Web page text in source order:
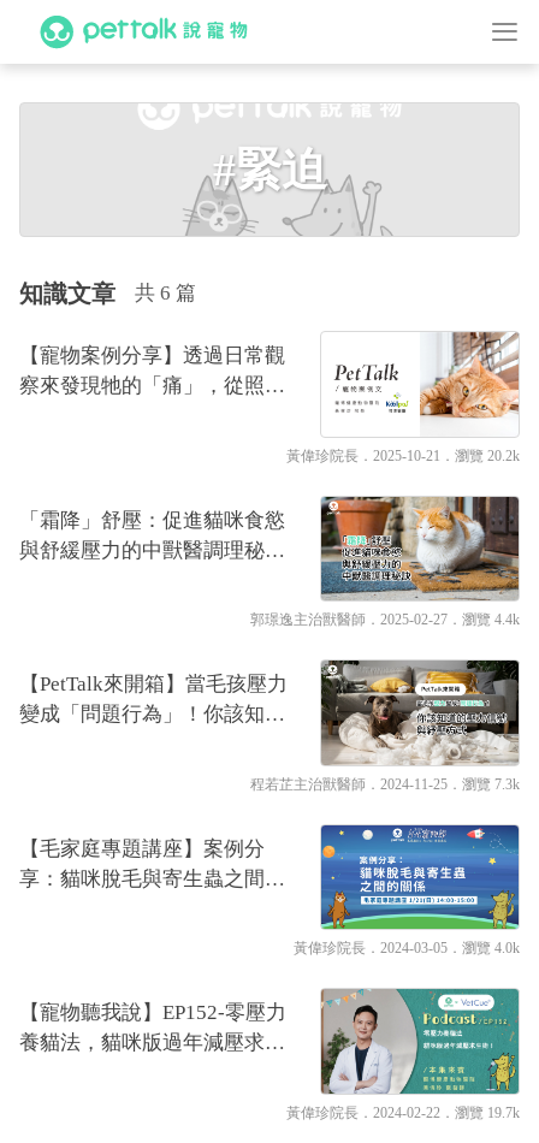
#緊迫
知識文章 共 6 篇
【寵物案例分享】透過日常觀
察來發現牠的「痛」，從照護
黃偉珍院長 ．2025-10-21． 瀏覽 20.2k
「霜降」舒壓：促進貓咪食慾
與舒緩壓力的中獸醫調理秘訣
郭璟逸主治獸醫師 ．2025-02-27． 瀏覽 4.4k
【PetTalk來開箱】當毛孩壓力
變成「問題行為」！你該知道
程若芷主治獸醫師 ．2024-11-25． 瀏覽 7.3k
【毛家庭專題講座】案例分
享：貓咪脫毛與寄生蟲之間的
黃偉珍院長 ．2024-03-05． 瀏覽 4.0k
【寵物聽我說】EP152-零壓力
養貓法，貓咪版過年減壓求生
黃偉珍院長 ．2024-02-22． 瀏覽 19.7k